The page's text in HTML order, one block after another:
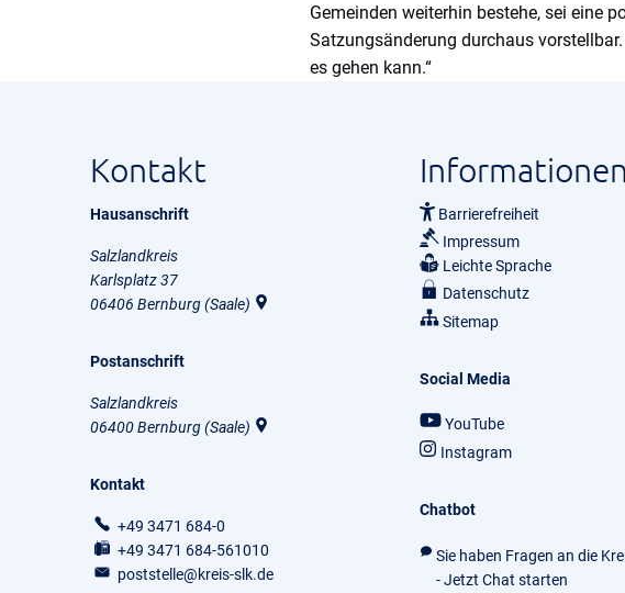
Gemeinden weiterhin bestehe, sei eine
Satzungsänderung durchaus
es gehen kann.“
Kontakt
Hausanschrift
Salzlandkreis
Karlsplatz 37
06406 Bernburg (Saale)
Postanschrift
Salzlandkreis
06400Bernburg (Saale)
Kontakt
+49 3471 684-0
+49 3471 684-561010
poststelle@kreis-slk.de
Informationen
Barrierefreiheit
Impressum
Leichte Sprache
Datenschutz
Sitemap
Social Media
YouTube
Instagram
Chatbot
Sie haben Fragen an die
- Jetzt Chat starten